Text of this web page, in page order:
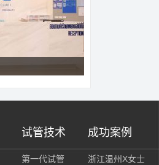
试管技术
第一代试管
成功案例
浙江温州X女士